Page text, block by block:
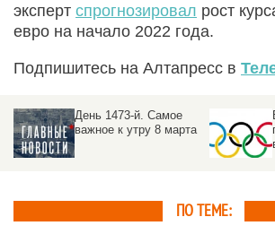
эксперт спрогнозировал рост
евро на начало 2022 года.
Подпишитесь на Алтапресс в
Без гимна и флага:
почему на самом деле
ПО ТЕМЕ: